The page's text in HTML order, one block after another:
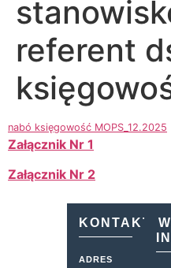
referent
nabó księgowość MOPS_12.2025
Załącznik Nr 1
Załącznik Nr 2
KONTAKT
ADRES